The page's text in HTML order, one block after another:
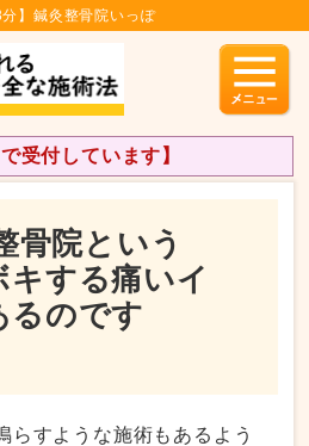
】鍼灸整骨院いっぽ
受付しています】
骨院という
キする痛いイ
るのです
らすような施術もあるよう